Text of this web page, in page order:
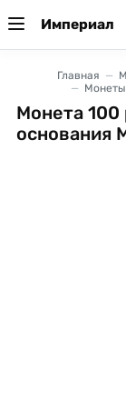
Империал
Главная
Монеты
Монета
основания